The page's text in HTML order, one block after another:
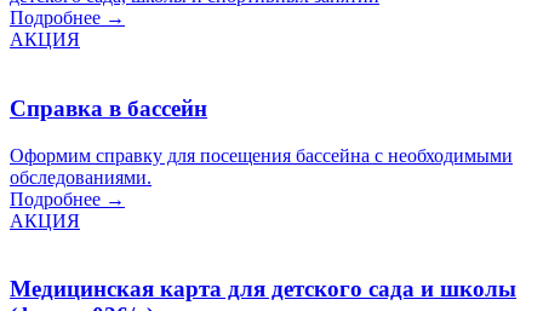
Подробнее →
АКЦИЯ
Справка в бассейн
Оформим справку для посещения бассейна с необходимыми
обследованиями.
Подробнее →
АКЦИЯ
Медицинская карта для детского сада и школы